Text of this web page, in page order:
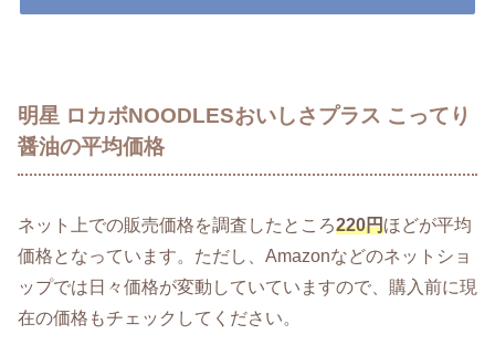
明星 ロカボNOODLESおいしさプラス こってり
醤油の平均価格
ネット上での販売価格を調査したところ220円ほどが平均
価格となっています。ただし、Amazonなどのネットショ
ップでは日々価格が変動していていますので、購入前に現
在の価格もチェックしてください。